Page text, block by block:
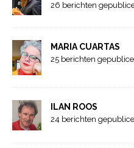
26 berichten
MARIA CUARTAS
25 berichten
ILAN ROOS
24 berichten